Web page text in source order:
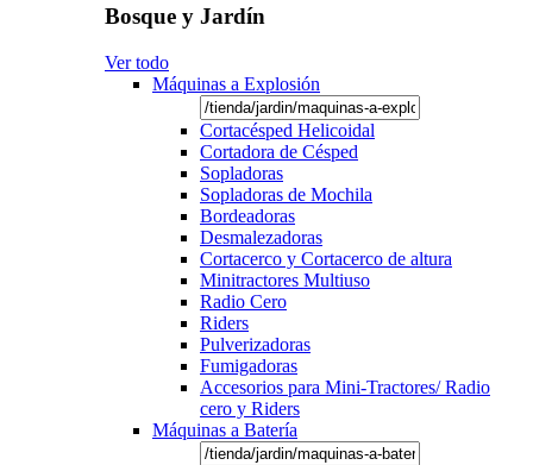
Bosque y Jardín
Ver todo
Máquinas a Explosión
Cortacésped Helicoidal
Cortadora de Césped
Sopladoras
Sopladoras de Mochila
Bordeadoras
Desmalezadoras
Cortacerco y Cortacerco de altura
Minitractores Multiuso
Radio Cero
Riders
Pulverizadoras
Fumigadoras
Accesorios para Mini-Tractores/ Radio
cero y Riders
Máquinas a Batería